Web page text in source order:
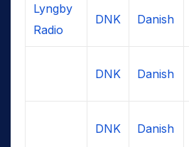
Lyngby
Radio
DNK Danish
DNK Danish
DNK Danish